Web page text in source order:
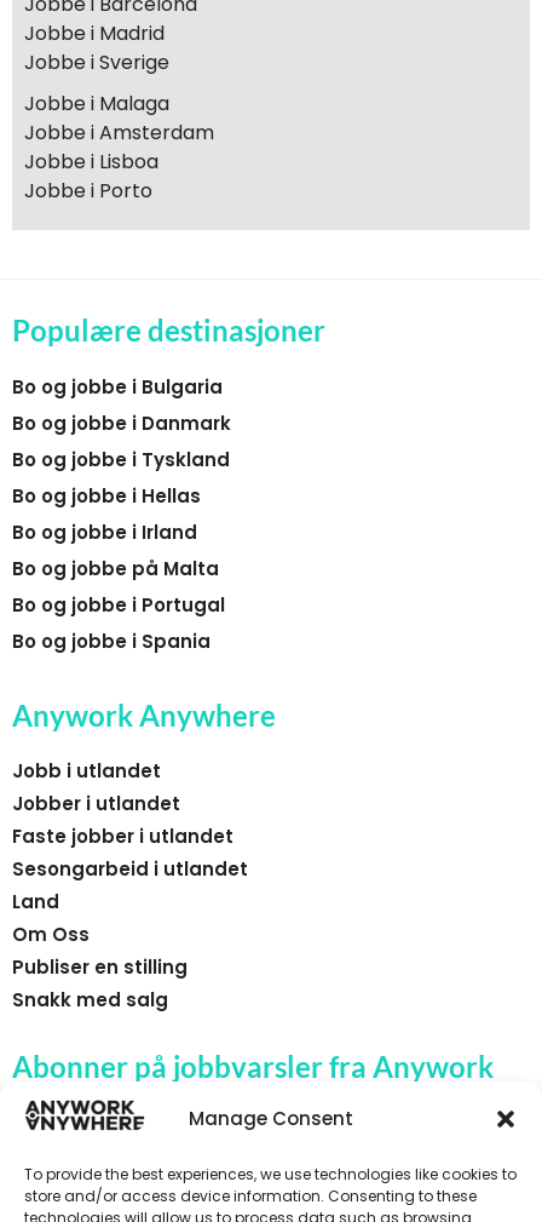
Manage Consent
To provide the best experiences, we use technologies like cookies to
store and/or access device information. Consenting to these
technologies will allow us to process data such as browsing
Jobbe i Madrid
Jobbe i Sverige
Jobbe i Malaga
Jobbe i Amsterdam
Jobbe i Lisboa
Jobbe i Porto
Populære destinasjoner
Bo og jobbe i Bulgaria
Bo og jobbe i Danmark
Bo og jobbe i Tyskland
Bo og jobbe i Hellas
Bo og jobbe i Irland
Bo og jobbe på Malta
Bo og jobbe i Portugal
Bo og jobbe i Spania
Anywork Anywhere
Jobb i utlandet
Jobber i utlandet
Faste jobber i utlandet
Sesongarbeid i utlandet
Land
Om Oss
Publiser en stilling
Snakk med salg
Abonner på jobbvarsler fra Anywork
Anywhere